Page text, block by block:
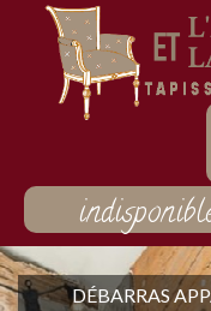
DÉBARRAS